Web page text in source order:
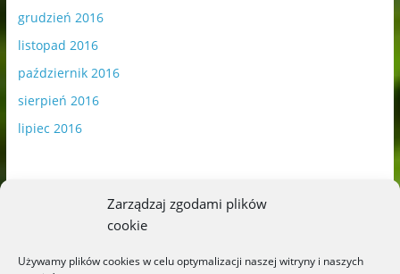
Zarządzaj zgodami plików
cookie
Używamy plików cookies w celu optymalizacji naszej witryny i naszych
grudzień 2016
listopad 2016
październik 2016
sierpień 2016
lipiec 2016